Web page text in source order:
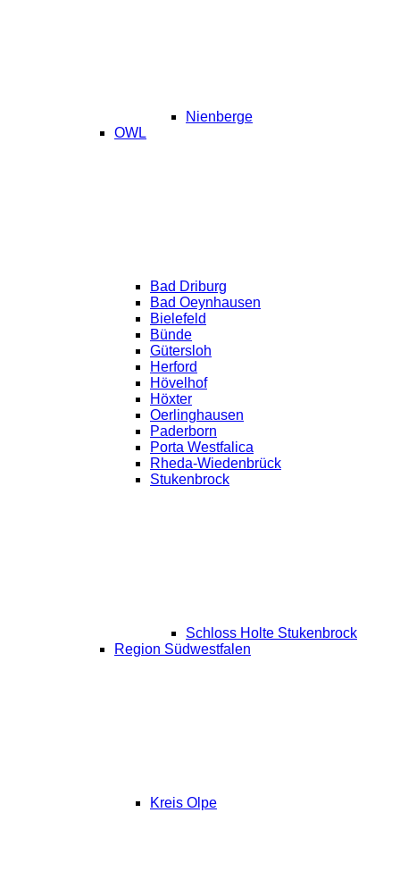
Nienberge
OWL
Bad Driburg
Bad Oeynhausen
Bielefeld
Bünde
Gütersloh
Herford
Hövelhof
Höxter
Oerlinghausen
Paderborn
Porta Westfalica
Rheda-Wiedenbrück
Stukenbrock
Schloss Holte Stukenbrock
Region Südwestfalen
Kreis Olpe